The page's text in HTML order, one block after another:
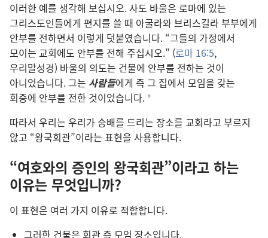
이러한 예를 생각해 보십시오. 사도 바울은 로마에 있는
그리스도인들에게 편지를 쓸 때 아굴라와 브리스길라 부부에게
안부를 전하면서 이렇게 덧붙였습니다. “그들의 가정에서
모이는 교회에도 안부를 전해 주십시오.” (로마 16:5,
우리말성경) 바울의 의도는 건물에 안부를 전하는 것이
아니었습니다. 그는 사람들에게 즉 그 집에서 모임을 갖는
회중에 안부를 전한 것이었습니다. a
따라서 우리는 우리가 숭배를 드리는 장소를 교회라고 부르지
않고 “왕국회관”이라는 표현을 사용합니다.
“여호와의 증인의 왕국회관”이라고 하는
이유는 무엇입니까?
이 표현은 여러 가지 이유로 적합합니다.
그러한 건물은 회관 즉 모임 장소입니다.